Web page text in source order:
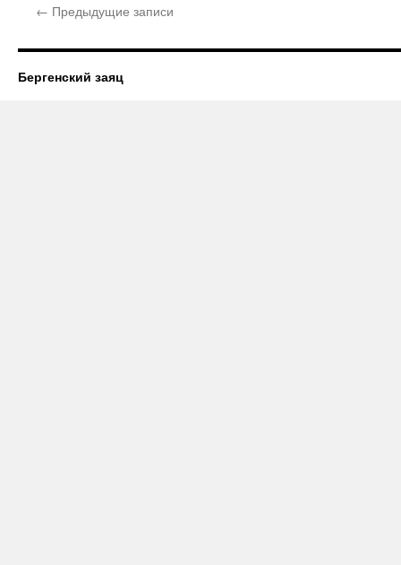
← Предыдущие записи
Бергенский заяц